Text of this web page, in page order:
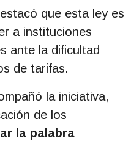
que esta ley es
a instituciones
ante la dificultad
de tarifas.
la iniciativa,
de los
la palabra